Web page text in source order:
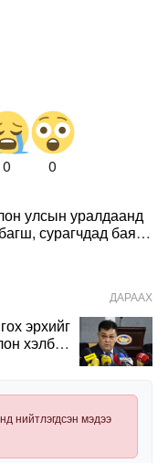
0 0
улсын уралдаанд
сурагчдад баяр
ДАРААХ
эрхийг
хэлбэр
нийтлэгдсэн мэдээ